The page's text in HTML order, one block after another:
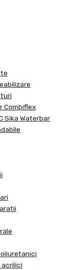
Combiflex
Sika Waterbar
acrilici